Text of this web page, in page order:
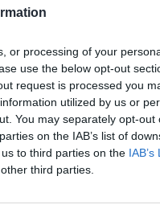
or processing of your
use the below opt-out
request is processed you
utilized by us or
You may separately opt-out
on the IAB’s list of
to third parties on the IAB’s
third parties.
françaises
19, afin
une
à aider